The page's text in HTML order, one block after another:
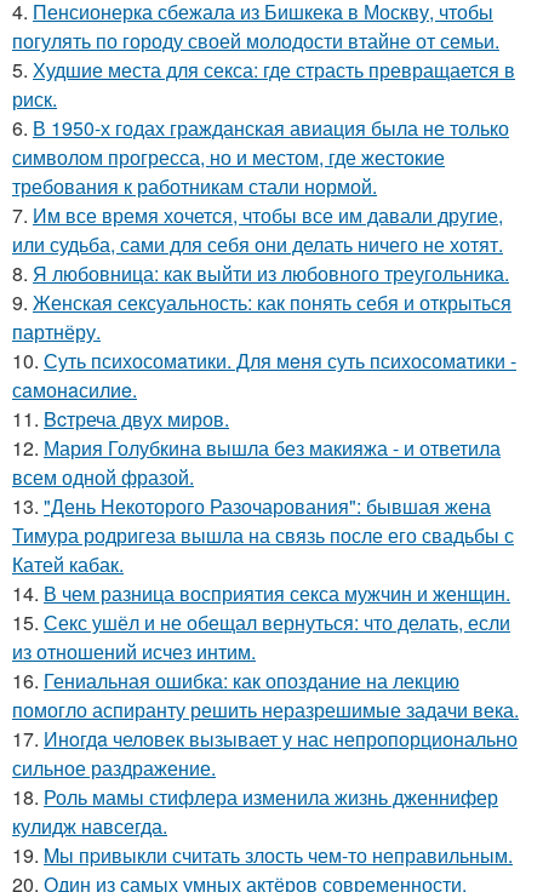
4. Пенсионерка сбежала из Бишкека в Москву, чтобы
погулять по городу своей молодости втайне от семьи.
5. Худшие места для секса: где страсть превращается в
риск.
6. В 1950-х годах гражданская авиация была не только
символом прогресса, но и местом, где жестокие
требования к работникам стали нормой.
7. Им все время хочется, чтобы все им давали другие,
или судьба, сами для себя они делать ничего не хотят.
8. Я любовница: как выйти из любовного треугольника.
9. Женская сексуальность: как понять себя и открыться
партнёру.
10. Суть психосомaтики. Для мeня суть психосомaтики -
сaмонaсилиe.
11. Bcтреча двух миров.
12. Мария Голубкина вышла без макияжа - и ответила
всем одной фразой.
13. "День Некоторого Разочарования": бывшая жена
Тимура родригеза вышла на связь после его свадьбы с
Катей кабак.
14. В чем разница восприятия секса мужчин и женщин.
15. Секс ушёл и не обещал вернуться: что делать, если
из отношений исчез интим.
16. Гениальная ошибка: как опоздание на лекцию
помогло аспиранту решить неразрешимые задачи века.
17. Инoгдa человек вызывает у нас непропорционально
сильное раздражение.
18. Роль мамы стифлера изменила жизнь дженнифер
кулидж навсегда.
19. Mы пpивыкли считать злость чем-то неправильным.
20. Один из самых умных актёров современности.